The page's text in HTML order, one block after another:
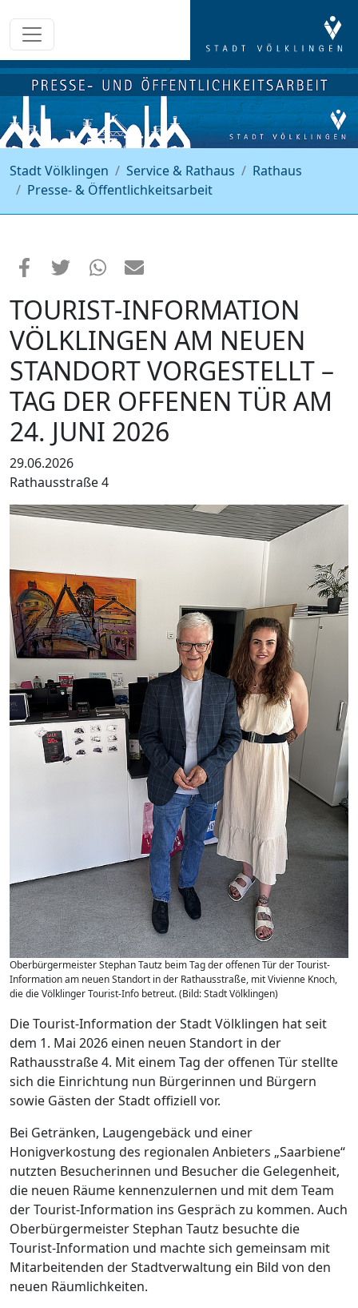
Stadt Völklingen Service & Rathaus
Rathaus
Presse- & Öffentlichkeitsarbeit
TOURIST-INFORMATION
VÖLKLINGEN AM NEUEN
STANDORT VORGESTELLT –
TAG DER OFFENEN TÜR AM
24. JUNI 2026
29.06.2026
Rathausstraße 4
Oberbürgermeister Stephan Tautz beim Tag der offenen Tür der Tourist-
Information am neuen Standort in der Rathausstraße, mit Vivienne Knoch,
die die Völklinger Tourist-Info betreut. (Bild: Stadt Völklingen)
Die Tourist-Information der Stadt Völklingen hat seit
dem 1. Mai 2026 einen neuen Standort in der
Rathausstraße 4. Mit einem Tag der offenen Tür stellte
sich die Einrichtung nun Bürgerinnen und Bürgern
sowie Gästen der Stadt offiziell vor.
Bei Getränken, Laugengebäck und einer
Honigverkostung des regionalen Anbieters „Saarbiene“
nutzten Besucherinnen und Besucher die Gelegenheit,
die neuen Räume kennenzulernen und mit dem Team
der Tourist-Information ins Gespräch zu kommen. Auch
Oberbürgermeister Stephan Tautz besuchte die
Tourist-Information und machte sich gemeinsam mit
Mitarbeitenden der Stadtverwaltung ein Bild von den
neuen Räumlichkeiten.